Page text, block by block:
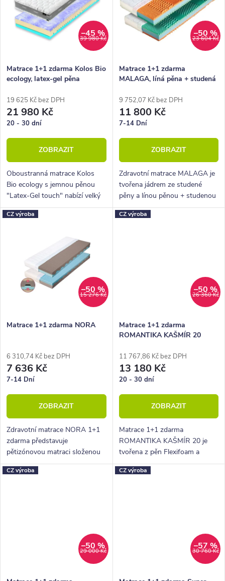
o
d
u
k
t
ů
Abecedně
r
o
d
u
k
t
ů
39 980 Kč
–45 %
Matrace 1+1 zdarma Kolos Bio
ecology, latex-gel pěna
19 625 Kč bez DPH
21 980 Kč
20 - 30 dní
ZOBRAZIT
Oboustranná matrace Kolos
Bio ecology s jemnou pěnou
"Latex-Gel touch" nabízí velký
rozdíl v tuhosti stran i nelepené
jádro pro maximální hygienu.
23 604 Kč
–50 %
Matrace 1+1 zdarma
MALAGA, líná pěna + studená
9 752,07 Kč bez DPH
11 800 Kč
7-14 Dní
ZOBRAZIT
Zdravotní matrace MALAGA je
tvořena jádrem ze studené
pěny a línou pěnou + studenou
Bio pěnou s masážním efektem
na povrchu.
CZ výroba
15 276 Kč
–50 %
Matrace 1+1 zdarma NORA
6 310,74 Kč bez DPH
7 636 Kč
7-14 Dní
ZOBRAZIT
Zdravotní matrace NORA 1+1
zdarma představuje
pětizónovou matraci složenou
ze dvou elastických pěn.
CZ výroba
26 360 Kč
–50 %
Matrace 1+1 zdarma
ROMANTIKA KAŠMÍR 20
11 767,86 Kč bez DPH
13 180 Kč
20 - 30 dní
ZOBRAZIT
Matrace 1+1 zdarma
ROMANTIKA KAŠMÍR 20 je
tvořena z pěn Flexifoam a
jádrem z kokosové desky. Tato
matrace patří mezi oblíbené
CZ výroba
29 000 Kč
–50 %
CZ výroba
30 760 Kč
–57 %